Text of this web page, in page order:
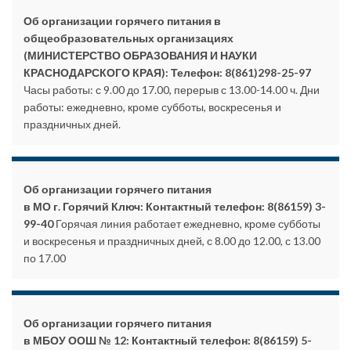
Об организации горячего питания в
общеобразовательных организациях
(МИНИСТЕРСТВО ОБРАЗОВАНИЯ И НАУКИ
КРАСНОДАРСКОГО КРАЯ): Телефон: 8(861)298-25-97
Часы работы: с 9.00 до 17.00, перерыв с 13.00-14.00 ч. Дни
работы: ежедневно, кроме субботы, воскресенья и
праздничных дней.
Об организации горячего питания
в МО г. Горячий Ключ: Контактный телефон: 8(86159) 3-
99-40Горячая линия работает ежедневно, кроме субботы
и воскресенья и праздничных дней, с 8.00 до 12.00, с 13.00
по 17.00
Об организации горячего питания
в МБОУ ООШ № 12: Контактный телефон: 8(86159) 5-